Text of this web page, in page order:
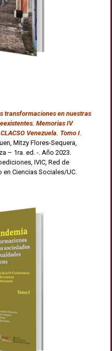
transformaciones en nuestras
Memorias IV
Venezuela. Tomo I.
Mitzy Flores-Sequera,
– 1ra. ed. -. Año 2023.
IVIC, Red de
Ciencias Sociales/UC.